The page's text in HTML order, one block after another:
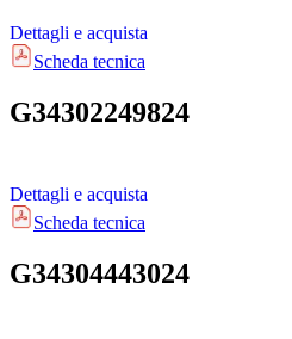
Dettagli e acquista
Scheda tecnica
G34302249824
Dettagli e acquista
Scheda tecnica
G34304443024